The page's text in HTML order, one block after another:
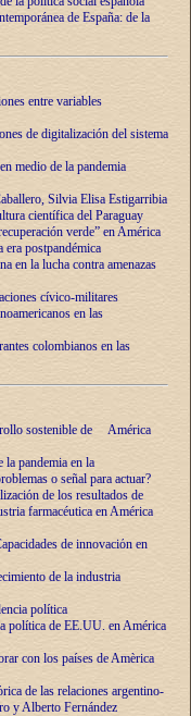
de España: de la
entre variables
de digitalización del sistema
medio de la pandemia
Silvia Elisa Estigarribia
científica del Paraguay
verde” en América
postpandémica
en la lucha contra amenazas
cívico-militares
en las
colombianos en las
sostenible de América
pandemia en la
o señal para actuar?
de los resultados de
farmacéutica en América
de innovaciόn en
de la industria
política
política de EE.UU. en América
con los países de Amèrica
de las relaciones argentino-
y Alberto Fernández